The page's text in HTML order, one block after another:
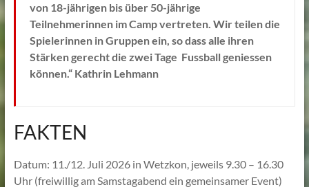
von 18-jährigen bis über 50-jährige
Teilnehmerinnen im Camp vertreten. Wir teilen die
Spielerinnen in Gruppen ein, so dass alle ihren
Stärken gerecht die zwei Tage Fussball geniessen
können.“ Kathrin Lehmann
FAKTEN
Datum: 11./12. Juli 2026 in Wetzkon, jeweils 9.30 – 16.30
Uhr (freiwillig am Samstagabend ein gemeinsamer Event)